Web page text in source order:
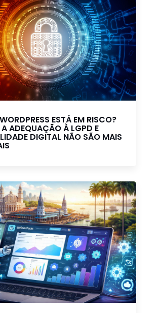
ESTÁ EM RISCO?
A ADEQUAÇÃO À LGPD E
DIGITAL NÃO SÃO MAIS